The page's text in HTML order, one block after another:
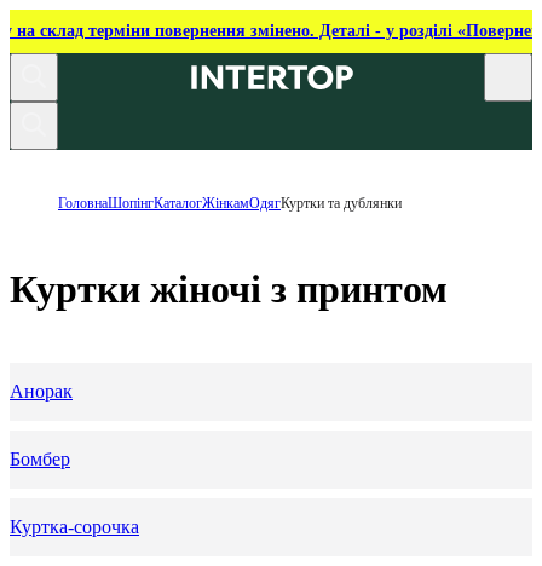
на склад терміни повернення змінено. Деталі - у розділі
ГоловнаШопінгКаталогЖінкамОдягКуртки та дублянки
Куртки жіночі з принтом
Анорак
Бомбер
Куртка-сорочка